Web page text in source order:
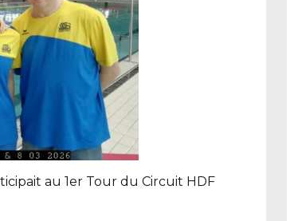
au 1er Tour du Circuit HDF